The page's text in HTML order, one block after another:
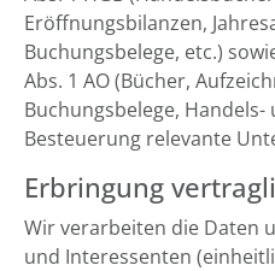
Eröffnungsbilanzen,
Buchungsbelege, etc.)
Abs. 1 AO (Bücher,
Buchungsbelege,
Besteuerung relevante
Erbringung
Wir verarbeiten die Daten
und Interessenten